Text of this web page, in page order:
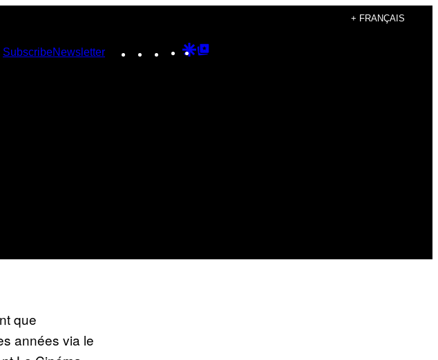
+ FRANÇAIS
SubscribeNewsletter Instagram
TikTokYouTube
Google
que
années via le